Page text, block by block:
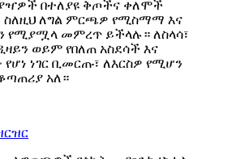
በተለያዩ ቅጦችና ቀለሞች
ለግል ምርጫዎ የሚስማማ እና
የሚያሟላ መምረጥ ይችላሉ። ለስላሳ፣
ወይም የበለጠ አስደሳች እና
ነገር ቢመርጡ፣ ለእርስዎ የሚሆን
አለ።